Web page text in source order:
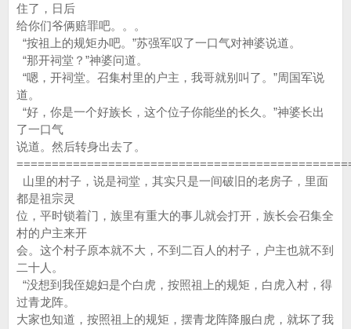
住了，日后
给你们爷俩赔罪吧。。。
“按祖上的规矩办吧。”苏强军叹了一口气对神婆说道。
“那开祠堂？”神婆问道。
“嗯，开祠堂。召集村里的户主，我哥就别叫了。”周国军说
道。
“好，你是一个好族长，这个位子你能坐的长久。”神婆长出
了一口气
说道。然后转身出去了。
山里的村子，说是祠堂，其实只是一间破旧的老房子，里面
都是祖宗灵
位，平时锁着门，族里有重大的事儿就会打开，族长会召集全
村的户主来开
会。这个村子原本就不大，不到二百人的村子，户主也就不到
二十人。
“没想到我侄媳妇是个白虎，按照祖上的规矩，白虎入村，得
过青龙阵。
大家也知道，按照祖上的规矩，摆青龙阵降服白虎，就坏了我